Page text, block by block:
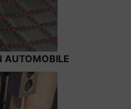
AUTOMOBILE